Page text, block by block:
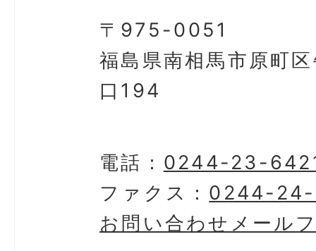
〒975-0051
福島県南相馬市原町
口194
電話： 0244-23-
ファクス： 0244-
お問い合わせメール